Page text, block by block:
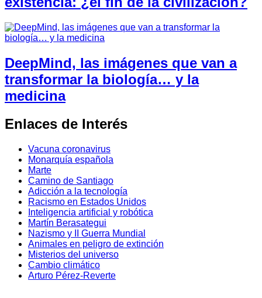
DeepMind, las imágenes que van a
transformar la biología… y la
medicina
Enlaces de Interés
Vacuna coronavirus
Monarquía española
Marte
Camino de Santiago
Adicción a la tecnología
Racismo en Estados Unidos
Inteligencia artificial y robótica
Martín Berasategui
Nazismo y II Guerra Mundial
Animales en peligro de extinción
Misterios del universo
Cambio climático
Arturo Pérez-Reverte